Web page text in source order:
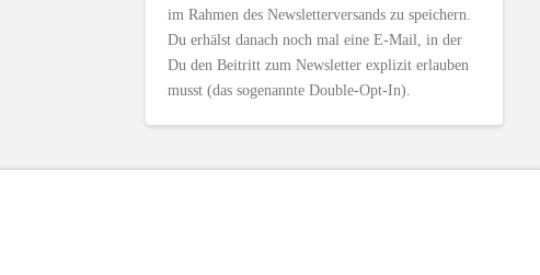
im Rahmen des Newsletterversands zu speichern.
Du erhälst danach noch mal eine E-Mail, in der
Du den Beitritt zum Newsletter explizit erlauben
musst (das sogenannte Double-Opt-In).